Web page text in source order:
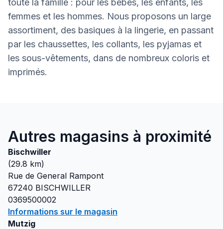
toute la famille : pour les bébés, les enfants, les
femmes et les hommes. Nous proposons un large
assortiment, des basiques à la lingerie, en passant
par les chaussettes, les collants, les pyjamas et
les sous-vêtements, dans de nombreux coloris et
imprimés.
Autres magasins à proximité
Bischwiller
(29.8 km)
Rue de General Rampont
67240 BISCHWILLER
0369500002
Informations sur le magasin
Mutzig